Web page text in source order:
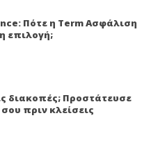
Πότε η Term Ασφάλιση
επιλογή;
διακοπές; Προστάτευσε
πριν κλείσεις